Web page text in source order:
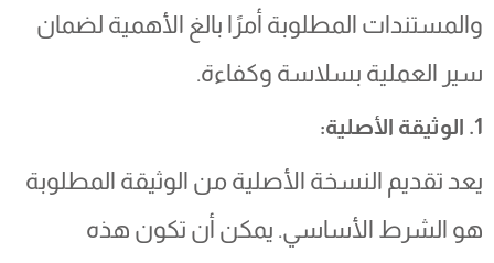
والمستندات المطلوبة أمرًا بالغ الأهمية لضمان
سير العملية بسلاسة وكفاءة.
يعد تقديم النسخة الأصلية من الوثيقة المطلوبة
هو الشرط الأساسي. يمكن أن تكون هذه